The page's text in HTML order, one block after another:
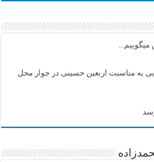
میگوییم...
به مناسبت اربعین حسینی در جوار محل